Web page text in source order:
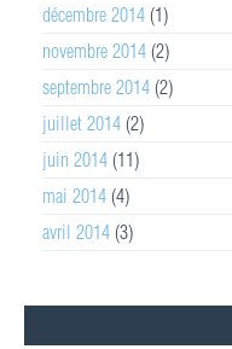
décembre 2014 (1)
novembre 2014 (2)
septembre 2014 (2)
juillet 2014 (2)
juin 2014 (11)
mai 2014 (4)
avril 2014 (3)